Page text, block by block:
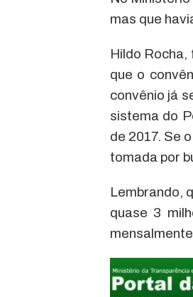
mas que
Hildo
que o
convênio já
sistema do
de 2017. Se
tomada por
Lembrando,
quase 3